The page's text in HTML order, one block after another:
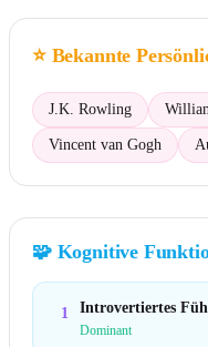
⭐ Bekannte
J.K. Rowling
Vincent van Gogh
🧩 Kognitive
1 Introvertiertes
Dominant